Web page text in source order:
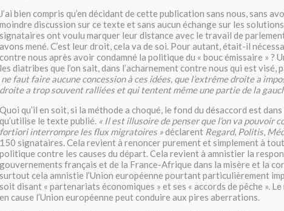
J’ai bien compris qu’en décidant de cette publication sans nous, sans
moindre discussion sur ce texte et sans aucun échange sur les
signataires ont voulu marquer leur distance avec le travail de
avons mené. C’est leur droit, cela va de soi. Pour autant, était-il
contre nous après avoir condamné la politique du « bouc émissaire » ?
les diatribes que l’on sait, dans l’acharnement contre nous qui est visé,
ne faut faire aucune concession à ces idées, que l’extrême droite a
droite a trop souvent ralliées et qui tentent même une partie de la
Quoi qu’il en soit, si la méthode a choqué, le fond du désaccord est
qu’utilise le texte publié. « Il est illusoire de penser que l’on va pouvoir
fortiori interrompre les flux migratoires »déclarent Regard, Politis,
150 signataires. Cela revient à renoncer purement et simplement à
politique contre les causes du départ. Cela revient à amnistier la
gouvernements français et de la France-Afrique dans la misère et la
surtout cela amnistie l’Union européenne pourtant particulièrement
soit disant « partenariats économiques » et ses « accords de pêche ».
en cause l’Union européenne peut conduire aux pires aberrations.